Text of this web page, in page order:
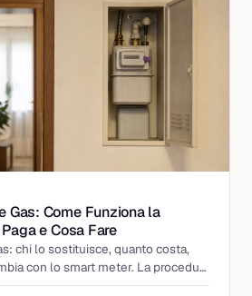
Gas: Come Funziona la
e Cosa Fare
chi lo sostituisce, quanto costa,
con lo smart meter. La procedura
senza sorprese.